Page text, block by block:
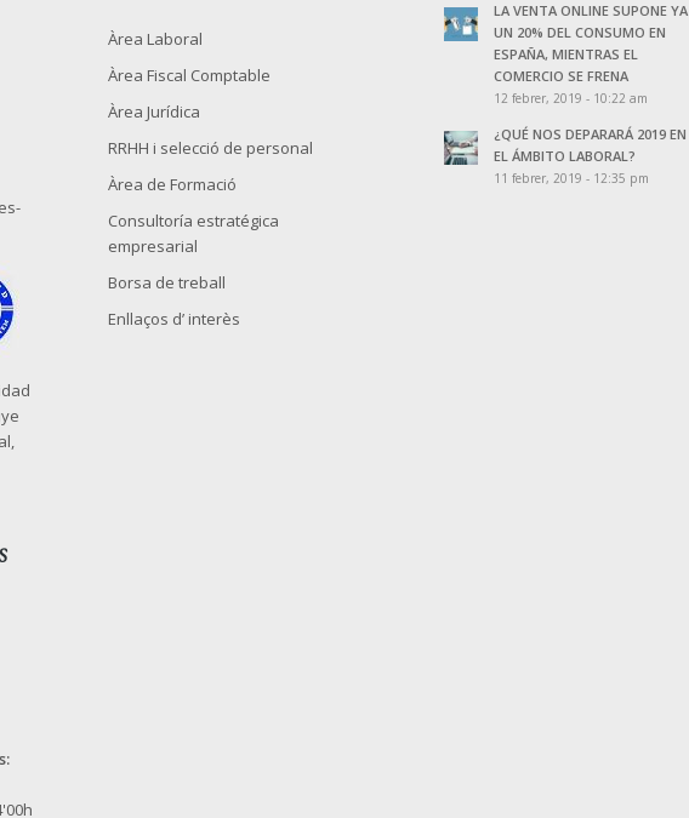
Àrea Laboral
Àrea Fiscal Comptable
Àrea Jurídica
RRHH i selecció de personal
Àrea de Formació
Consultoría estratégica
empresarial
Borsa de treball
Enllaços d’ interès
LA VENTA ONLINE SUPONE YA
UN 20% DEL CONSUMO EN
ESPAÑA, MIENTRAS EL
COMERCIO SE FRENA
12 febrer, 2019 - 10:22 am
¿QUÉ NOS DEPARARÁ 2019 EN
EL ÁMBITO LABORAL?
11 febrer, 2019 - 12:35 pm